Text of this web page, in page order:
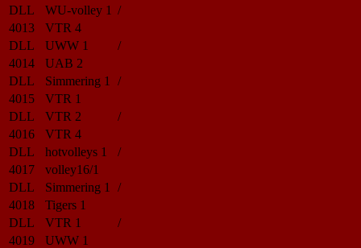
DLL
WU-volley 1 /
4013
VTR 4
DLL
UWW 1
/
4014
UAB 2
DLL
Simmering 1
/
4015
VTR 1
DLL
VTR 2
/
4016
VTR 4
DLL
hotvolleys 1
/
4017
volley16/1
DLL
Simmering 1
/
4018
Tigers 1
DLL
VTR 1
/
4019
UWW 1